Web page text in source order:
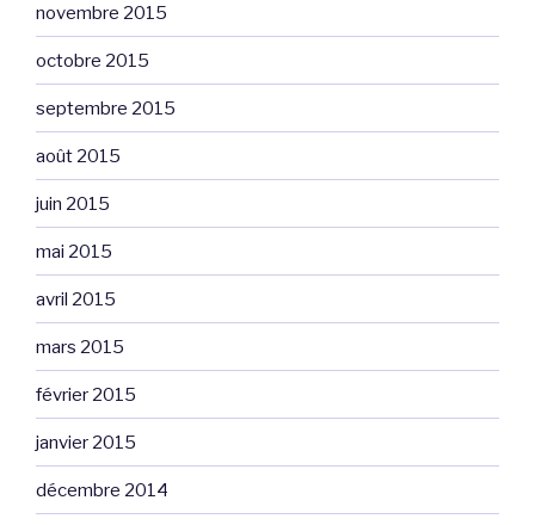
novembre 2015
octobre 2015
septembre 2015
août 2015
juin 2015
mai 2015
avril 2015
mars 2015
février 2015
janvier 2015
décembre 2014